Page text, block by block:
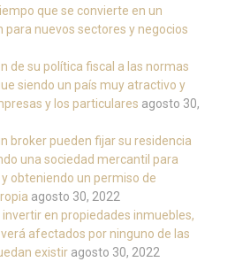
que se convierte en un
para nuevos sectores y negocios
de su política fiscal a las normas
siendo un país muy atractivo y
y los particulares agosto 30,
broker pueden fijar su residencia
una sociedad mercantil para
obteniendo un permiso de
agosto 30, 2022
invertir en propiedades inmuebles,
afectados por ninguno de las
existir agosto 30, 2022